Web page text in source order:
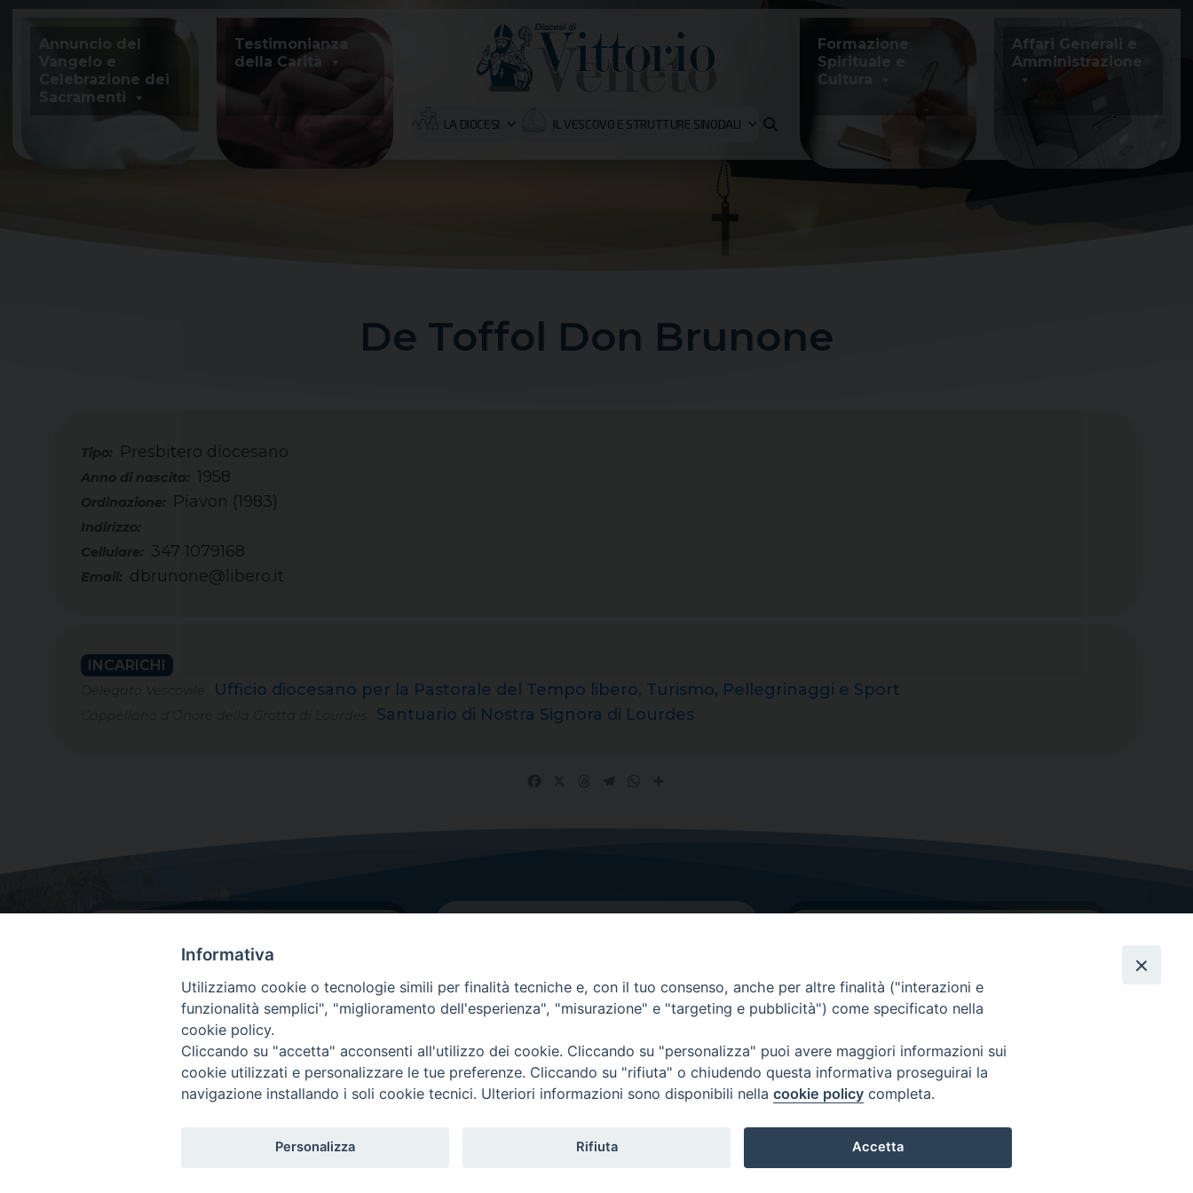
content
Annuncio del
Vangelo e
Celebrazione dei
Sacramenti
Testimonianza
della Carità
LA DIOCESI IL VESCOVO E STRUTTURE SINODALI
Formazione
Spirituale e
Cultura
Affari Generali e
Amministrazione
De Toffol Don Brunone
Tipo:
Presbitero diocesano
1958
Piavon (1983)
Cellulare: 347 1079168
Email: dbrunone@libero.it
INCARICHI
Ufficio diocesano per la Pastorale del Tempo libero, Turismo, Pellegrinaggi e Sport
Santuario di Nostra Signora di Lourdes
Dove siamo
Via Lorenzo Da Ponte, 116
31029 Vittorio Veneto (Treviso)
Contatti principali
Tel.0438 9481| fax0438 948214
EMAIL GENERALE
GRAZIE PER IL TUO AIUTO
Insieme per la Diocesi
Informativa
Utilizziamo cookie o tecnologie simili per finalità tecniche e, con il tuo consenso, anche per altre finalità ("interazioni e
funzionalità semplici", "miglioramento dell'esperienza", "misurazione" e "targeting e pubblicità") come specificato nella
cookie policy.
Cliccando su "accetta" acconsenti all'utilizzo dei cookie. Cliccando su "personalizza" puoi avere maggiori informazioni sui
cookie utilizzati e personalizzare le tue preferenze. Cliccando su "rifiuta" o chiudendo questa informativa proseguirai la
navigazione installando i soli cookie tecnici. Ulteriori informazioni sono disponibili nella cookie policy completa.
Personalizza Rifiuta Accetta